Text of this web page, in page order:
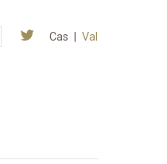
Cas Val